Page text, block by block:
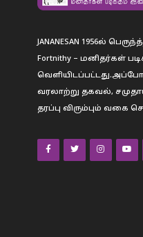
JANANESAN 1956ல்
Fortnithy – மனிதர்கள்
வரலாற்று தகவல்,
தரப்பு விரும்பும் வகை